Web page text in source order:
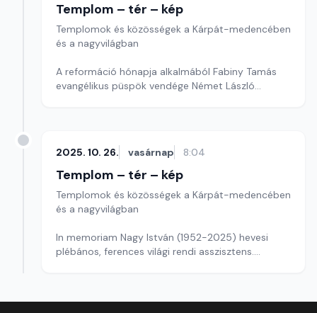
Templom – tér – kép
Templomok és közösségek a Kárpát-medencében
és a nagyvilágban
A reformáció hónapja alkalmából Fabiny Tamás
evangélikus püspök vendége Német László
2025. 10. 26. vasárnap 8:04
Templom – tér – kép
Templomok és közösségek a Kárpát-medencében
és a nagyvilágban
In memoriam Nagy István (1952-2025) hevesi
plébános, ferences világi rendi asszisztens.